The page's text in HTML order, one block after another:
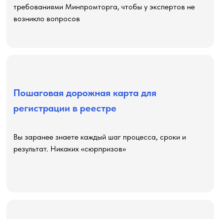
требованиями Минпромторга, чтобы у экспертов не
возникло вопросов
Вы заранее знаете каждый шаг процесса, сроки и
результат. Никаких «сюрпризов»
Пошаговая дорожная карта для
регистрации в реестре